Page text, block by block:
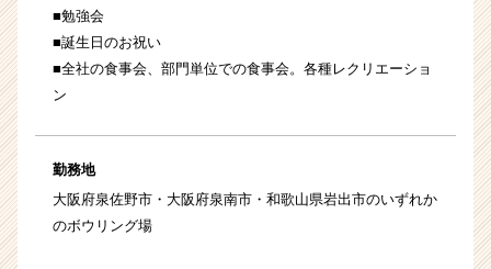
■勉強会
■誕生日のお祝い
■全社の食事会、部門単位での食事会。各種レクリエーショ
ン
勤務地
大阪府泉佐野市・大阪府泉南市・和歌山県岩出市のいずれか
のボウリング場